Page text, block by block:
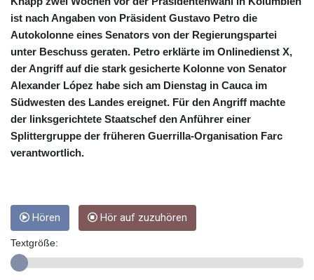
CUC 1
CUP 26.5
CVE 96.14969
DKK 6.48701
DOP 58.298469
DZD 133.075044
EGP 49.688965
ist nach Angaben von Präsident Gustavo Petro die
Autokolonne eines Senators von der Regierungspartei
unter Beschuss geraten. Petro erklärte im Onlinedienst X,
der Angriff auf die stark gesicherte Kolonne von Senator
Alexander López habe sich am Dienstag in Cauca im
Südwesten des Landes ereignet. Für den Angriff machte
der linksgerichtete Staatschef den Anführer einer
Splittergruppe der früheren Guerrilla-Organisation Farc
verantwortlich.
Hören Hör auf zuzuhören
Textgröße: